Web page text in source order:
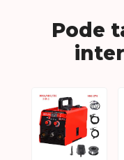
Pode